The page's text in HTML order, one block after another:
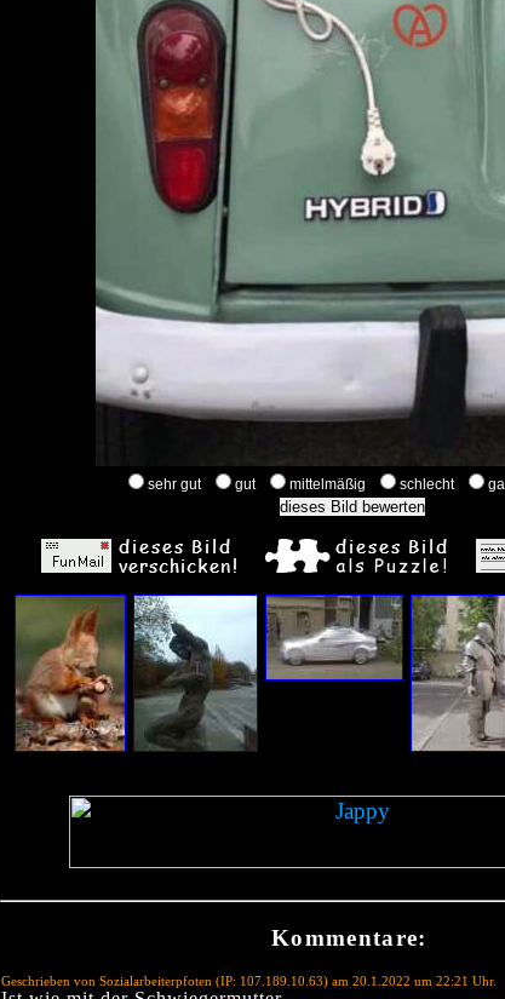
sehr gut gut mittelmäßig schlecht
Kommentare:
Geschrieben von Sozialarbeiterpfoten (IP: 107.189.10.63) am 20.1.2022 um 22:21 Uhr.